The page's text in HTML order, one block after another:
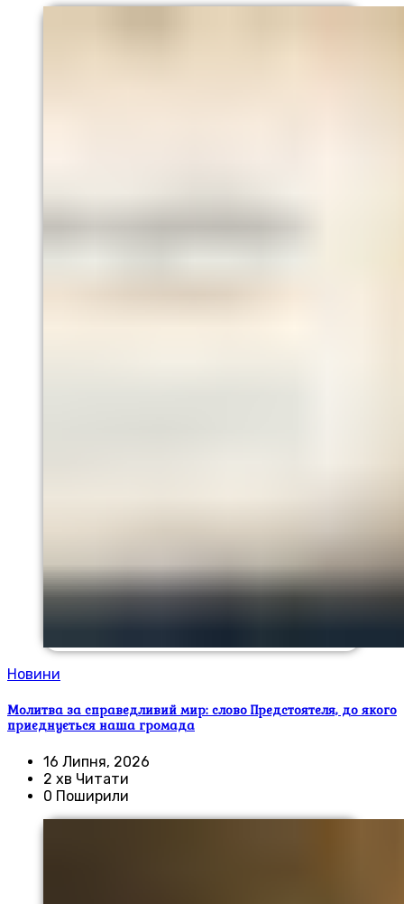
Новини
Молитва за справедливий мир: слово Предстоятеля, до якого
приєднується наша громада
16 Липня, 2026
2 хв Читати
0 Поширили